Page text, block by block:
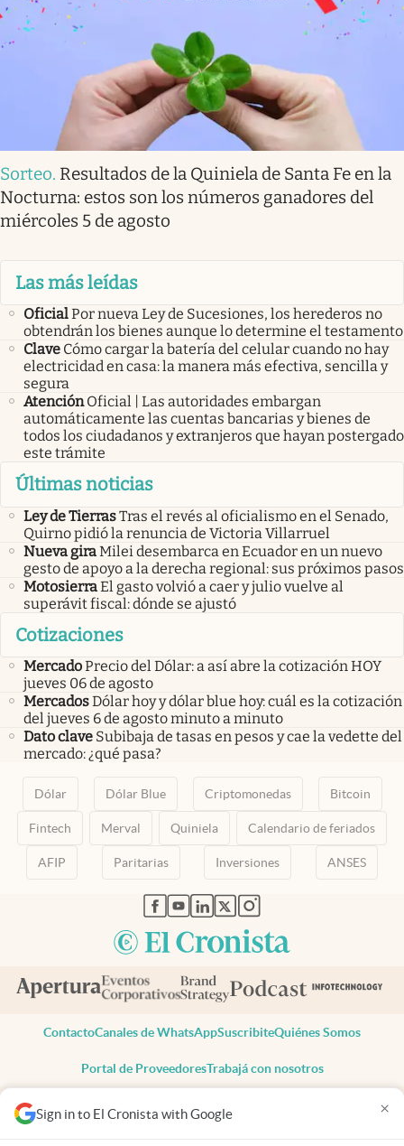
Sign in to El Cronista with Google ×
Sorteo. Resultados de la Quiniela de Santa Fe en la
Nocturna: estos son los números ganadores del
miércoles 5 de agosto
Las más leídas
OficialPor nueva Ley de Sucesiones, los herederos no
obtendrán los bienes aunque lo determine el testamento
Clave Cómo cargar la batería del celular cuando no hay
electricidad en casa: la manera más efectiva, sencilla y
segura
Atención Oficial | Las autoridades embargan
automáticamente las cuentas bancarias y bienes de
todos los ciudadanos y extranjeros que hayan postergado
este trámite
Últimas noticias
Ley de TierrasTras el revés al oficialismo en el Senado,
Quirno pidió la renuncia de Victoria Villarruel
Nueva giraMilei desembarca en Ecuador en un nuevo
gesto de apoyo a la derecha regional: sus próximos pasos
MotosierraEl gasto volvió a caer y julio vuelve al
superávit fiscal: dónde se ajustó
Cotizaciones
MercadoPrecio del Dólar: a así abre la cotización HOY
jueves 06 de agosto
MercadosDólar hoy y dólar blue hoy: cuál es la cotización
del jueves 6 de agosto minuto a minuto
Dato clave Subibaja de tasas en pesos y cae la vedette del
mercado: ¿qué pasa?
Dólar Dólar Blue Criptomonedas Bitcoin
Fintech Merval Quiniela Calendario de feriados
AFIP Paritarias Inversiones ANSES
abre en nueva pestaña
abre en nueva pestaña
abre en nueva pestaña
abre en nueva pestaña
abre en nueva pestaña
ContactoCanales de WhatsAppSuscribiteQuiénes Somos
Portal de ProveedoresTrabajá con nosotros
Todos los derechos reservados